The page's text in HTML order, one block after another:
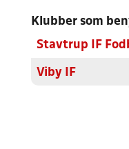
Klubber som
Stavtrup IF
Viby IF